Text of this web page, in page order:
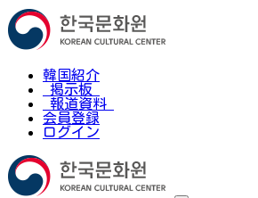
韓国紹介
掲示板
報道資料
会員登録
ログイン